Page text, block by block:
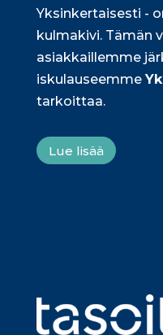
Yksinkertaisesti -
kulmakivi. Tämän
asiakkaillemme
iskulauseemme
tarkoittaa.
Lue lisää